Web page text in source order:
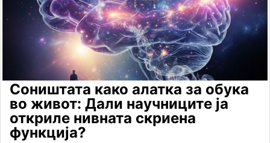
Соништата како алатка за обука
во живот: Дали научниците ја
откриле нивната скриена
функција?